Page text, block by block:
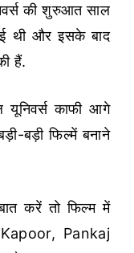
की शुरुआत साल
थी और इसके बाद
हैं.
यूनिवर्स काफी आगे
बड़ी फिल्में बनाने
करें तो फिल्म में
Pankaj